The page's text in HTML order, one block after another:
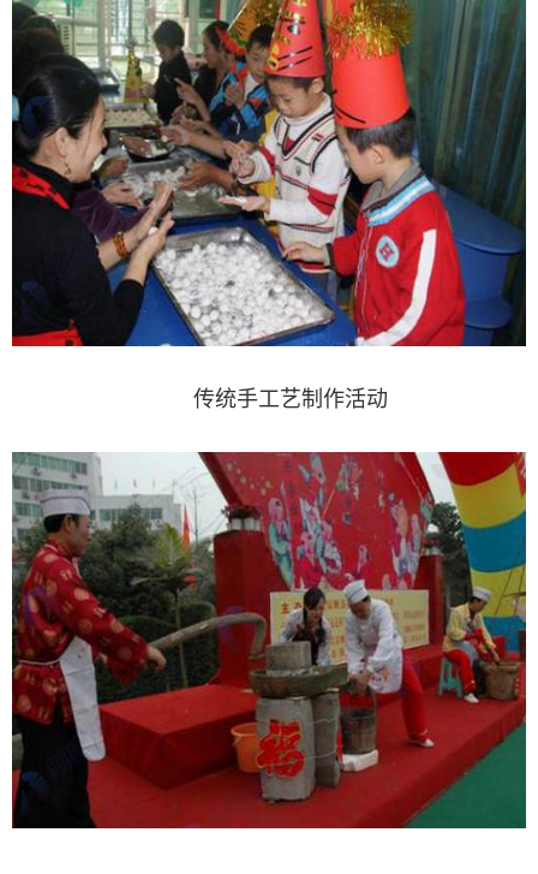
传统手工艺制作活动